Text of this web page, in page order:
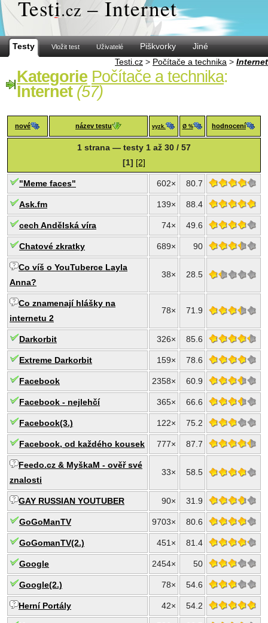
Testi.cz – Internet
Testy Vložit test Uživatelé Piškvorky
Jiné
Testi.cz > Počítače a technika > Internet
Kategorie Počítače a technika:
Internet (57)
nové název testu vyzk. Ø % hodnocení
1 strana — testy 1 až 30 / 57
[1] [2]
"Meme faces" 602× 80.7
Ask.fm 139× 88.4
cech Andělská víra 74× 49.6
Chatové zkratky 689× 90
Co víš o YouTuberce Layla
Anna?
38× 28.5
Co znamenají hlášky na
internetu 2
78× 71.9
Darkorbit 326× 85.6
Extreme Darkorbit 159× 78.6
Facebook 2358× 60.9
Facebook - nejlehčí 365× 66.6
Facebook(3.) 122× 75.2
Facebook, od každého kousek 777× 87.7
Feedo.cz & MyškaM - ověř své
znalosti
33× 58.5
GAY RUSSIAN YOUTUBER 90× 31.9
GoGoManTV 9703× 80.6
GoGomanTV(2.) 451× 81.4
Google 2454× 50
Google(2.) 78× 54.6
Herní Portály 42× 54.2